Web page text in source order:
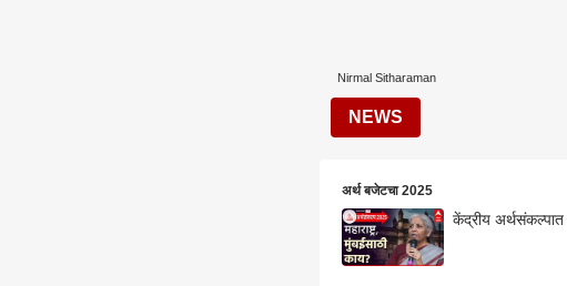
Nirmal Sitharaman
NEWS
अर्थ बजेटचा 2025
केंद्रीय अर्थसंकल्पात